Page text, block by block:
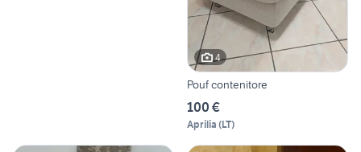
4
Pouf contenitore
100 €
Aprilia (LT)